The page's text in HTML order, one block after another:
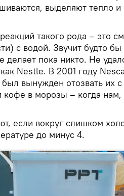
выделяют тепло и
такого рода – это
с водой. Звучит будто бы
делает пока никто. Не
Nestle. В 2001 году
вынужден отозвать их
кофе в морозы – когда нам,
если вокруг слишком
до минус 4.